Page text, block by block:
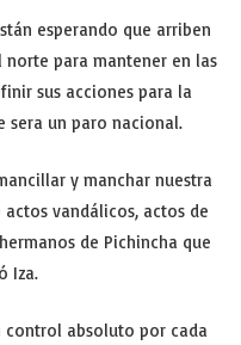
esperando que arriben
norte para mantener en las
sus acciones para la
sera un paro nacional.
y manchar nuestra
vandálicos, actos de
de Pichincha que
Iza.
absoluto por cada